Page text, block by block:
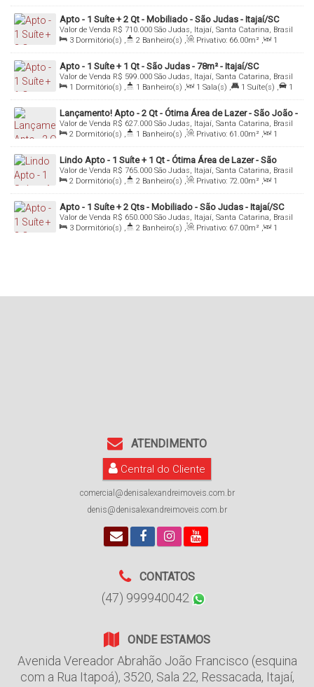
Sala(s) , 1 Suíte(s) , 2 Vaga(s)
Apto - 1 Suíte + 2 Qt - Mobiliado - São Judas - Itajaí/SC
R$ 710.000
Valor de Venda
São Judas, Itajaí, Santa Catarina, Brasil
3 Dormitório(s) , 2 Banheiro(s) , Privativo: 66.00m² ,
1
Sala(s) , 1 Suíte(s) , 1 Vaga(s) , Útil: 66.00m²
Apto - 1 Suíte + 1 Qt - São Judas - 78m² - Itajaí/SC
R$ 599.000
Valor de Venda
São Judas, Itajaí, Santa Catarina, Brasil
1 Dormitório(s) , 1 Banheiro(s) , 1 Sala(s) , 1 Suíte(s) ,
1
Vaga(s) , Útil: 78.00m²
Lançamento! Apto - 2 Qt - Ótima Área de Lazer - São João -
Itajaí/SC
R$ 627.000
Valor de Venda
São Judas, Itajaí, Santa Catarina, Brasil
2 Dormitório(s) , 1 Banheiro(s) , Privativo: 61 .00m² ,
1
Sala(s) , 1 Vaga(s) , Útil: 61.00m²
Lindo Apto - 1 Suíte + 1 Qt - Ótima Área de Lazer - São
Judas - Itajaí/SC
R$ 765.000
Valor de Venda
São Judas, Itajaí, Santa Catarina, Brasil
2 Dormitório(s) , 2 Banheiro(s) , Privativo: 72.00m² ,
1
Sala(s) , 1 Suíte(s) , 1 Vaga(s)
Apto - 1 Suíte + 2 Qts - Mobiliado - São Judas - Itajaí/SC
R$ 650.000
Valor de Venda
São Judas, Itajaí, Santa Catarina, Brasil
3 Dormitório(s) , 2 Banheiro(s) , Privativo: 67.00m² ,
1
ATENDIMENTO
Central do Cliente
comercial@denisalexandreimoveis.com.br
denis@denisalexandreimoveis.com.br
CONTATOS
(47) 999940042
ONDE ESTAMOS
Avenida Vereador Abrahão João Francisco (esquina
com a Rua Itapoá), 3520, Sala 22, Ressacada, Itajaí,